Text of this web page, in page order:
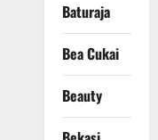
Baturaja
Bea Cukai
Beauty